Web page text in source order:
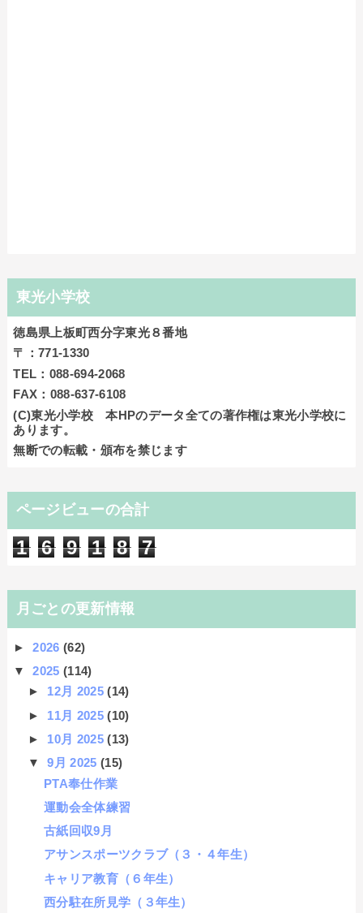
東光小学校
徳島県上板町西分字東光８番地
〒：771-1330
TEL：088-694-2068
FAX：088-637-6108
(C)東光小学校 本HPのデータ全ての著作権は東光小学校に
あります。
無断での転載・頒布を禁じます
ページビューの合計
1 6 9 1 8 7
月ごとの更新情報
►2026(62)
▼2025(114)
► 12月 2025(14)
► 11月 2025(10)
► 10月 2025(13)
▼9月 2025 (15)
PTA奉仕作業
運動会全体練習
古紙回収9月
アサンスポーツクラブ（３・４年生）
キャリア教育（６年生）
西分駐在所見学（３年生）